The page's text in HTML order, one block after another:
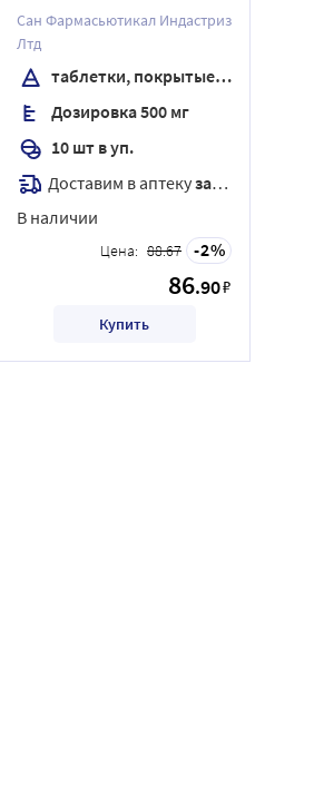
пленочной оболочкой
Сан Фармасьютикал Индастриз
Лтд
таблетки, покрытые пленочной оболочкой
Дозировка 500 мг
10 шт в уп.
Доставим в аптекузавтра
В наличии
Цена: 88.67 2
86.90₽
Купить